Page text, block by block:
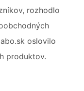
rozhodlo
oslovilo
produktov.